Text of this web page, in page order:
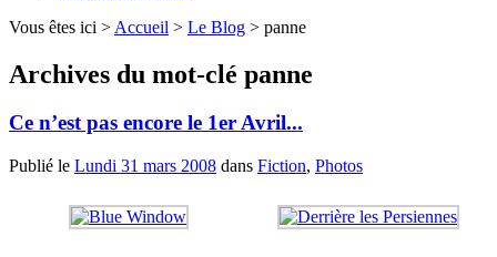
Vous êtes ici > Accueil > Le Blog > panne
Archives du mot-clé panne
Ce n’est pas encore le 1er Avril...
Publié le Lundi 31 mars 2008 dans Fiction, Photos